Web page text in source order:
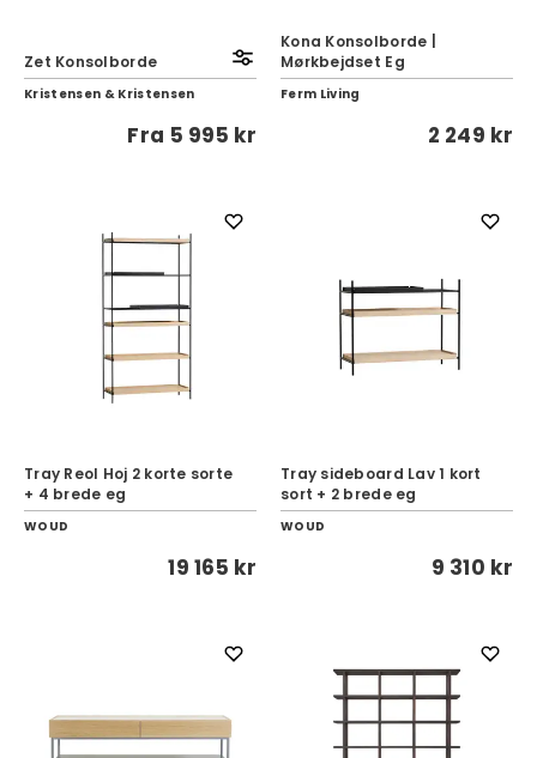
Zet Konsolborde
Kristensen & Kristensen
Fra 5 995 kr
Kona Konsolborde |
Mørkbejdset Eg
Ferm Living
2 249 kr
Tray Reol Hoj 2 korte sorte
+ 4 brede eg
WOUD
19 165 kr
Tray sideboard Lav 1 kort
sort + 2 brede eg
WOUD
9 310 kr